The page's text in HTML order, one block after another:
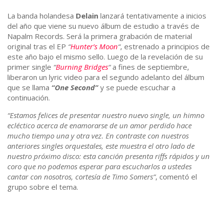
La banda holandesa Delain lanzará tentativamente a inicios
del año que viene su nuevo álbum de estudio a través de
Napalm Records. Será la primera grabación de material
original tras el EP “Hunter’s Moon“, estrenado a principios de
este año bajo el mismo sello. Luego de la revelación de su
primer single “Burning Bridges“a fines de septiembre,
liberaron un lyric video para el segundo adelanto del álbum
que se llama “One Second”y se puede escuchar a
continuación.
“Estamos felices de presentar nuestro nuevo single, un himno
ecléctico acerca de enamorarse de un amor perdido hace
mucho tiempo una y otra vez. En contraste con nuestros
anteriores singles orquestales, este muestra el otro lado de
nuestro próximo disco: esta canción presenta riffs rápidos y un
coro que no podemos esperar para escucharlos a ustedes
cantar con nosotros, cortesía de Timo Somers”, comentó el
grupo sobre el tema.